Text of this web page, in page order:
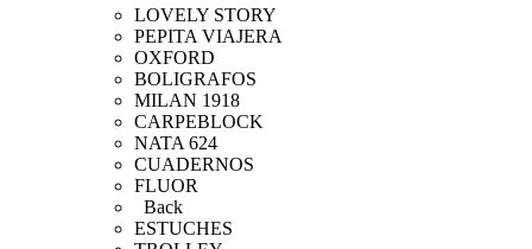
LOVELY STORY
PEPITA VIAJERA
OXFORD
BOLIGRAFOS
MILAN 1918
CARPEBLOCK
NATA 624
CUADERNOS
FLUOR
Back
ESTUCHES